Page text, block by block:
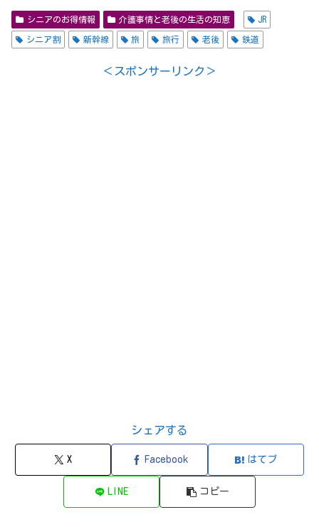
シニアのお得情報 介護事情と老後の生活の知恵 JR
シニア割 新幹線 旅 旅行 老後 鉄道
＜スポンサーリンク＞
シェアする
X Facebook はてブ
LINE コピー